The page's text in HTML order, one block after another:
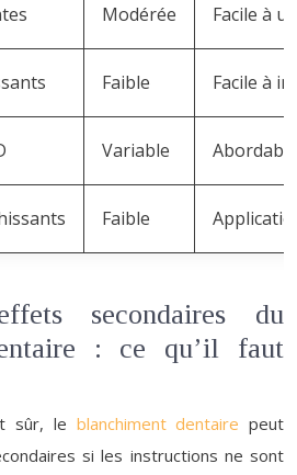
Modérée Facile à
Faible Facile à
Variable
Faible
secondaires du
: ce qu’il faut
sûr, le blanchiment dentairepeut
si les instructions ne sont